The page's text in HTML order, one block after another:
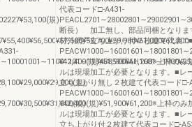
規)
規)
規)
代表コード□-A431-
断長） 加工無し、部品同梱となりま
材外網戸立ち上がり付２枚建て代表コ
¥42,400(規)¥51,900¥61,200※上枠の
ルは現場加工が必要となります。■レ
立ち上がり無し２枚建て代表コード□-
¥42,400(規)¥51,900¥61,200※上枠のみ
ルは現場加工が必要となります。■レ
立ち上がり付２枚建て代表コード□-